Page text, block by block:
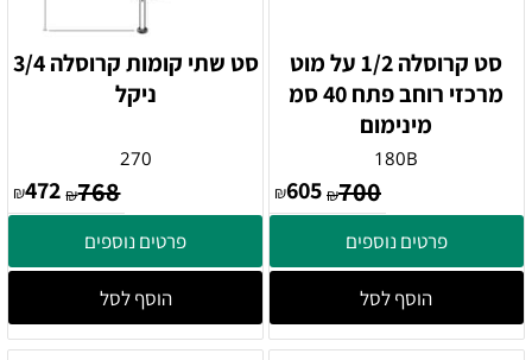
סט קרוסלה 1/2 על מוט
מרכזי רוחב פתח 40 סמ
מינימום
180B
₪700
₪605
פרטים נוספים
הוסף לסל
סט שתי קומות קרוסלה 3/4
ניקל
270
₪768
₪472
פרטים נוספים
הוסף לסל